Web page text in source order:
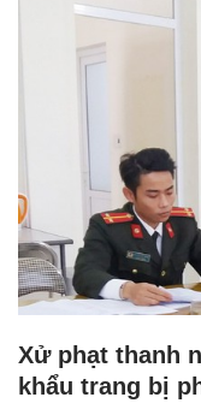
Xử phạt thanh
khẩu trang bị